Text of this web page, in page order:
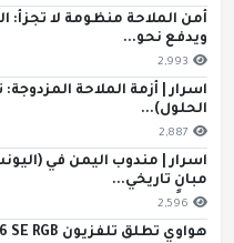
أمن الملاحة منظومة لا تجزأ:
ويدفع نحو...
2,993
اسرار | أزمة الملاحة
الحلول)...
2,887
اسرار | مندوب اليمن في
مبانٍ تاريخي...
2,596